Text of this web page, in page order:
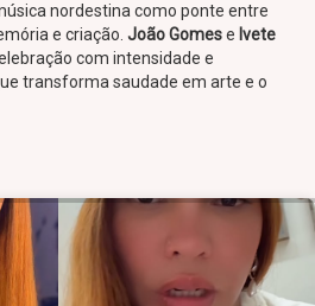
nordestina como ponte entre
e criação. João Gomese Ivete
com intensidade e
transforma saudade em arte e o